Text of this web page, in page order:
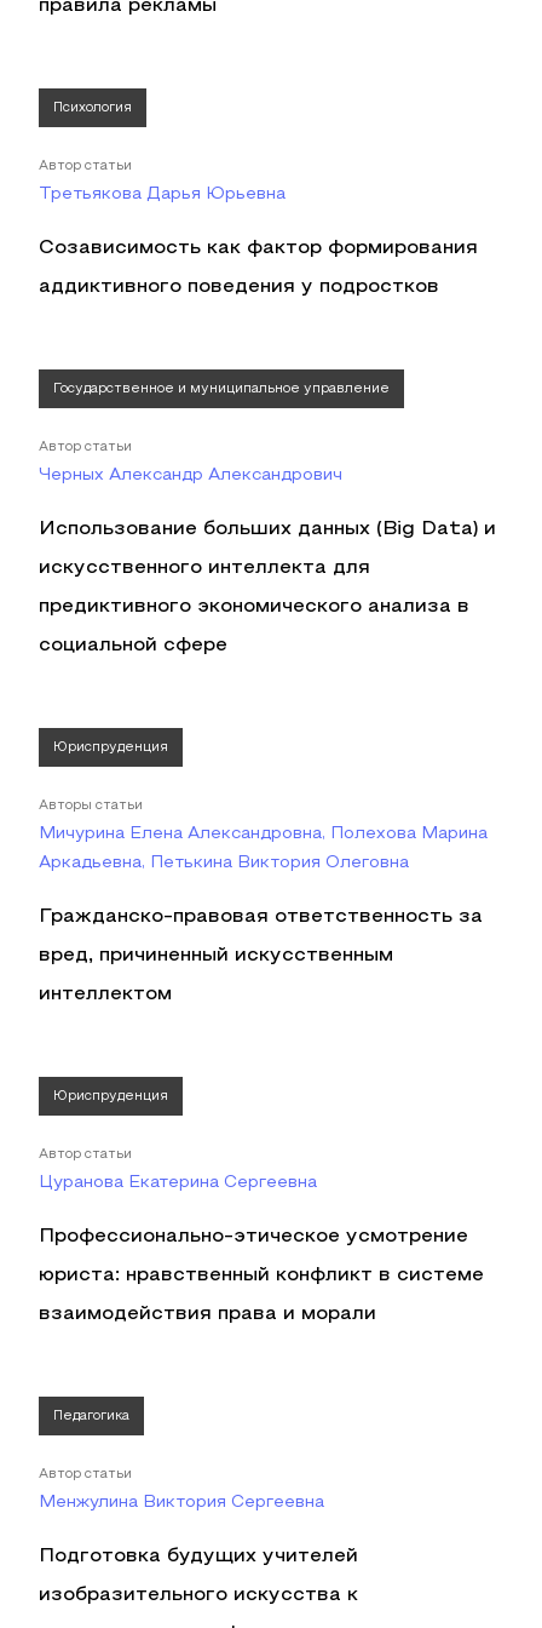
правила рекламы
Психология
Автор статьи
Третьякова Дарья Юрьевна
Созависимость как фактор формирования
аддиктивного поведения у подростков
Государственное и муниципальное управление
Автор статьи
Черных Александр Александрович
Использование больших данных (Big Data) и
искусственного интеллекта для
предиктивного экономического анализа в
социальной сфере
Юриспруденция
Авторы статьи
Мичурина Елена Александровна, Полехова Марина
Аркадьевна, Петькина Виктория Олеговна
Гражданско-правовая ответственность за
вред, причиненный искусственным
интеллектом
Юриспруденция
Автор статьи
Цуранова Екатерина Сергеевна
Профессионально-этическое усмотрение
юриста: нравственный конфликт в системе
взаимодействия права и морали
Педагогика
Автор статьи
Менжулина Виктория Сергеевна
Подготовка будущих учителей
изобразительного искусства к